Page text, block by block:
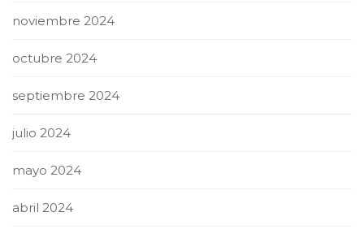
noviembre 2024
octubre 2024
septiembre 2024
julio 2024
mayo 2024
abril 2024